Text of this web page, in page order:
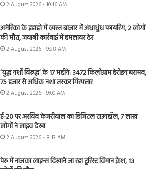
2 August 2026 - 10:16 AM
अमेरिका के इडाहो में व्यस्त बाजार में अंधाधुंध फायरिंग, 2 लोगों
की मौत, जवाबी कार्रवाई में हमलावर ढेर
2 August 2026 - 9:38 AM
‘युद्ध नशों विरुद्ध’ के 17 महीने: 3472 किलोग्राम हेरोइन बरामद,
75 हजार से अधिक नशा तस्कर गिरफ्तार
2 August 2026 - 9:00 AM
ई-20 पर अरविंद केजरीवाल का डिजिटल टाउनहॉल, 7 लाख
लोगों ने लाइव देखा
2 August 2026 - 8:13 AM
पेरू में नाजका लाइन्स दिखाने जा रहा टूरिस्ट विमान क्रैश, 13